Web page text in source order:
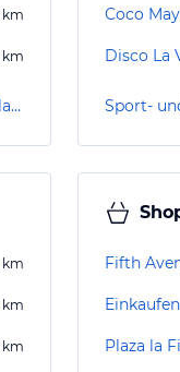
km
km
Sehenswürdigkeiten in Playa del Carmen / Playacar
Coco
Disco La
km
km
km
Fifth
Plaza la